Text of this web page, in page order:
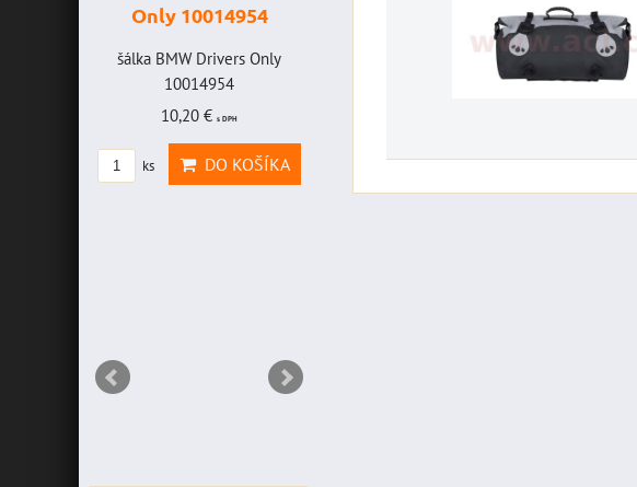
Only 10014954
šálka BMW Drivers Only
10014954
10,20 €s DPH
DO KOŠÍKA
šálka "Yamaha VR46"
DO KOŠÍKA
prúd
GENIUS
GB150